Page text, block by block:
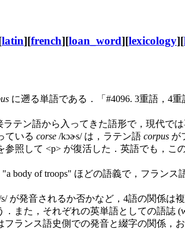
latin][french][loan_word][lexicology][
に遡る単語である．「#4096. 3重語，4
テン語から入ってきた語形で，現代で
ている corse /kɔɚs/ は，ラテン語 corpus が
照して <p> が復活した．英語でも，こ
body of troops" ほどの語義で，フラン
が発音されるか否かなど，4語の関係
また，それぞれの英単語としての語誌
ランス語史側での発音と綴字の関係，